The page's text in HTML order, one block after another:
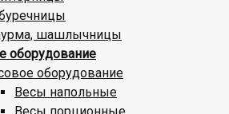
шашлычницы
оборудование
оборудование
Весы напольные